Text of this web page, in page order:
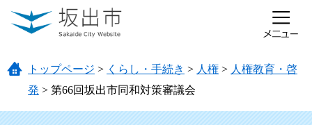
ページの先頭です。
メニューを飛ばして本文へ
トップページ > くらし・手続き > 人権 > 人権教育・啓
発 > 第66回坂出市同和対策審議会